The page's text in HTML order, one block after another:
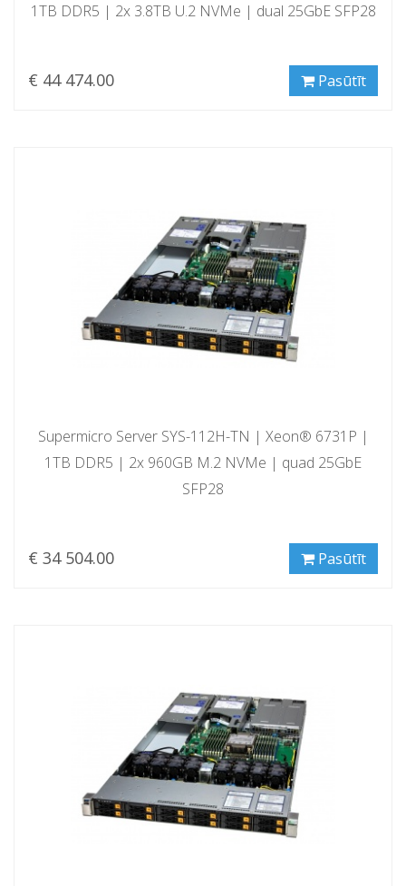
1TB DDR5 | 2x 3.8TB U.2 NVMe | dual 25GbE SFP28
€ 44 474.00 Pasūtīt
Supermicro Server SYS-112H-TN | Xeon® 6731P |
1TB DDR5 | 2x 960GB M.2 NVMe | quad 25GbE
SFP28
€ 34 504.00 Pasūtīt